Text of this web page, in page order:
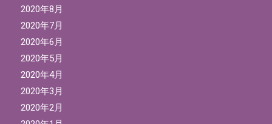
2020年8月
2020年7月
2020年6月
2020年5月
2020年4月
2020年3月
2020年2月